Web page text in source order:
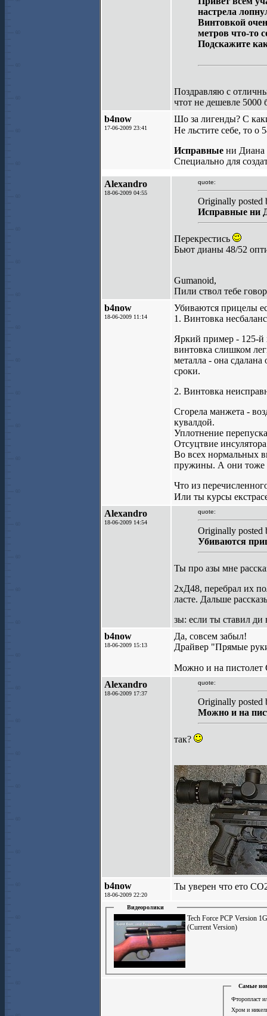
настрела
Винтовкой
метров что-то
Подскажите
Поздравляю с
чтот не дешевле 5000
b4now
17-06-2009 23:41
Шо за лигенды? С
Не льстите себе, то о
Исправные ни Диана
Специально для
Alexandro
18-06-2009 04:55
quote:
Originally posted
Исправные ни
Перекрестись
Бьют дианы 48/52
Gumanoid,
Пили ствол тебе
b4now
18-06-2009 11:14
Убиваются прицелы
1. Винтовка
Яркий пример - 125-й
винтовка слишком
металла - она
сроки.
2. Винтовка
Сгорела манжета -
кувалдой.
Уплотнение
Отсуцтвие
Во всех нормальных
пружины. А они тоже
Что из
Или ты курсы
Alexandro
18-06-2009 14:54
quote:
Originally posted
Убиваются
Ты про азы мне
2хД48, перебрал их
ласте. Дальше
зы: если ты ставил ди
b4now
18-06-2009 15:13
Да, совсем забыл!
Драйвер "Прямые
Можно и на пистолет
Alexandro
18-06-2009 17:37
quote:
Originally posted
Можно и на
так?
b4now
18-06-2009 22:20
Ты уверен что ето
Видеоролики
Tech Force PCP Version 1G
(Current Version)
Самые
Фторопласт
Хром и